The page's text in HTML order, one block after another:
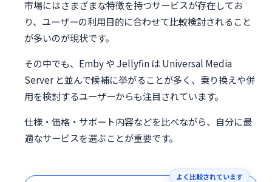
市場にはさまざまな特徴を持つサービスが存在してお
り、ユーザーの利用目的に合わせて比較検討されること
が多いのが現状です。
その中でも、Emby や Jellyfin は Universal Media
Server と並んで候補に挙がることが多く、乗り換えや併
用を検討するユーザーからも注目されています。
仕様・価格・サポート内容などを比べながら、自分に最
適なサービスを選ぶことが重要です。
よく比較されています